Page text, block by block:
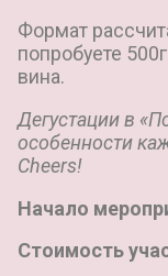
Формат
попробуете
вина.
Дегустации в
особенности
Cheers!
Начало
Стоимость